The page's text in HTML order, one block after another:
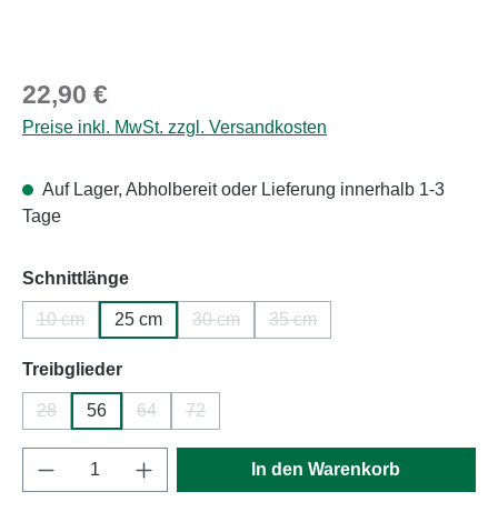
Regulärer Preis:
22,90 €
Preise inkl. MwSt. zzgl. Versandkosten
Auf Lager, Abholbereit oder Lieferung innerhalb 1-3
Tage
Schnittlängeauswählen
10 cm
(Diese Option ist zurzeit nicht verfügbar.)
25 cm 30 cm 35 cm
Treibgliederauswählen
28
(Diese Option ist zurzeit nicht verfügbar.)
56 64 72
Produkt Anzahl: Gib den gewünschten
In den Warenkorb